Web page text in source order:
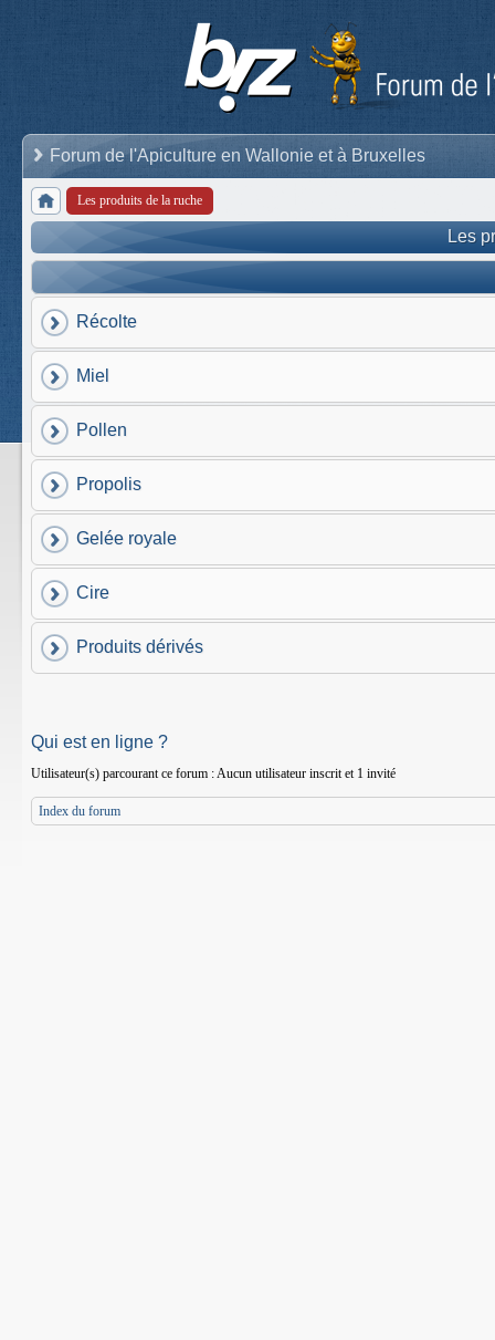
Forum de l'Apiculture en Wallonie et à Bruxelles
Les produits de la ruche
Les
Récolte
Miel
Pollen
Propolis
Gelée royale
Cire
Produits dérivés
Qui est en ligne ?
Utilisateur(s) parcourant ce forum : Aucun utilisateur inscrit et 1 invité
Index du forum